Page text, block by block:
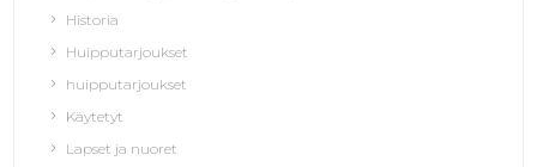
Historia
Huipputarjoukset
huipputarjoukset
Käytetyt
Lapset ja nuoret